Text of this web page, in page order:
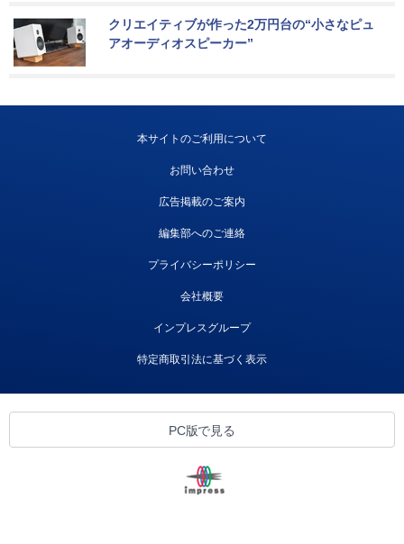
クリエイティブが作った2万円台の“小さなピュ
アオーディオスピーカー”
本サイトのご利用について
お問い合わせ
広告掲載のご案内
編集部へのご連絡
プライバシーポリシー
会社概要
インプレスグループ
特定商取引法に基づく表示
PC版で見る